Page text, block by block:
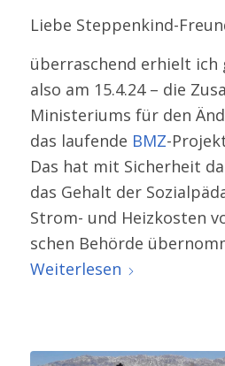
Liebe Steppenkind-​
überra­schend erhielt ich
also am 15.4.24 – die
Ministeriums für den
das laufende BMZ-
Das hat mit Sicherheit
das Gehalt der
Strom- und Heizkosten
schen Behörde
Weiterlesen